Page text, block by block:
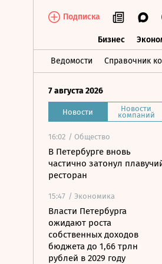
Подписка
Бизнес
Ведомости Справочник
Бизнес
7 августа 2026
Новости Новости
компаний
16:02 / Общество
В Петербурге вновь
частично затонул
ресторан
15:47 / Экономика
Власти Петербурга
ожидают роста
собственных доходов
бюджета до 1,66 трлн
рублей в 2029 году